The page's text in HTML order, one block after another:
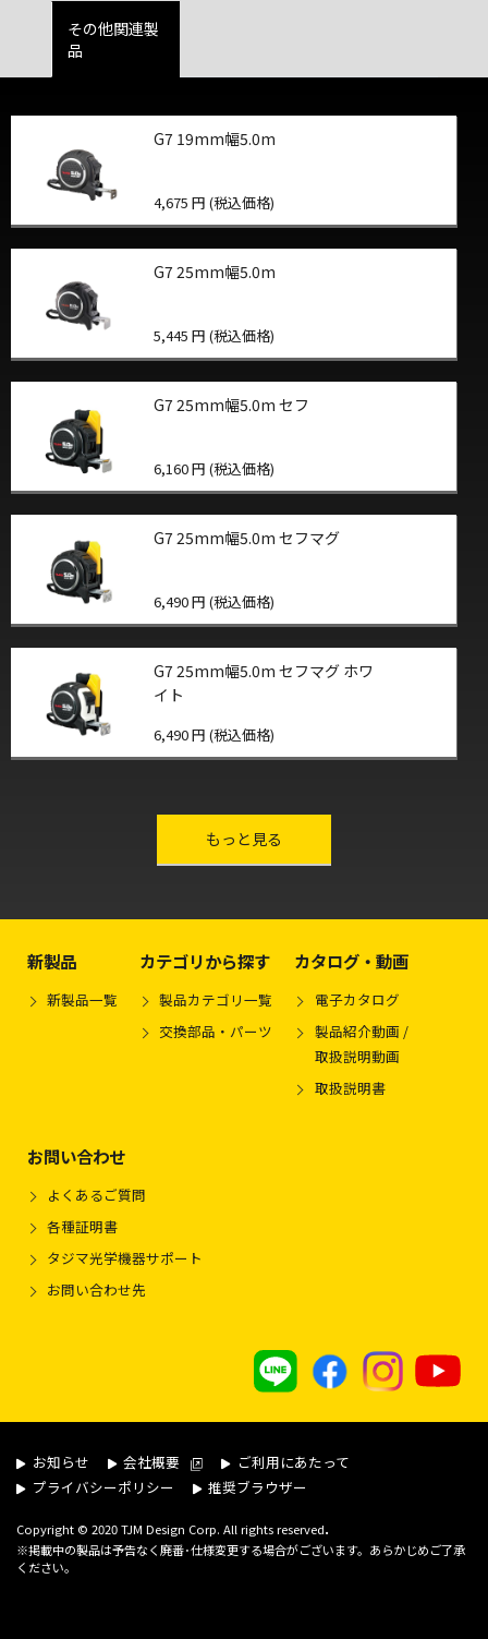
その他関連製
品
G7 19mm幅5.0m
4,675 円 (税込価格)
G7 25mm幅5.0m
5,445 円 (税込価格)
G7 25mm幅5.0m セフ
6,160 円 (税込価格)
G7 25mm幅5.0m セフマグ
6,490 円 (税込価格)
G7 25mm幅5.0m セフマグ ホワ
イト
6,490 円 (税込価格)
もっと見る
新製品
新製品一覧
カテゴリから探す
製品カテゴリ一覧
交換部品・パーツ
カタログ・動画
電子カタログ
製品紹介動画 /
取扱説明動画
取扱説明書
お問い合わせ
よくあるご質問
各種証明書
タジマ光学機器サポート
お問い合わせ先
お知らせ 会社概要
ご利用にあたって
プライバシーポリシー
推奨ブラウザー
Copyright © 2020 TJM Design Corp. All rights reserved.
※掲載中の製品は予告なく廃番･仕様変更する場合がございます。あらかじめご了承
ください。